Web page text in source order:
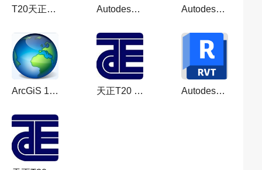
T20天正建筑软件V9.0 for CAD 2010-2023 中文免费版 Autodesk revit2020【Revit2020破解版】中文破解版 Autodesk Revit 2024【revit2024破解补丁】中文完美破解版
ArcGiS 10.8免费完美破解版 天正T20 V9.0中文版【T20天正cad建筑软件】最新试用版 Autodesk Revit 2025.3【revit最新版】简体中文破解版